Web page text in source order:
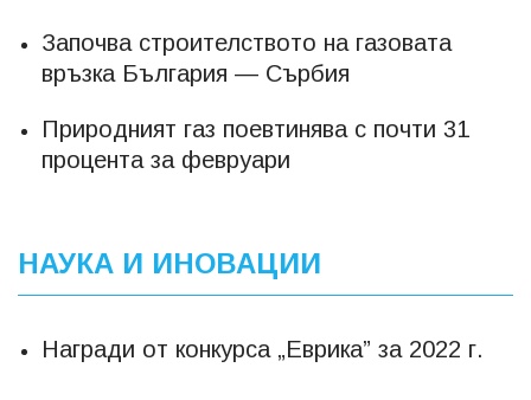
Започва строителството на газовата
връзка България — Сърбия
Природният газ поевтинява с почти 31
процента за февруари
НАУКА И ИНОВАЦИИ
Награди от конкурса „Еврика” за 2022 г.